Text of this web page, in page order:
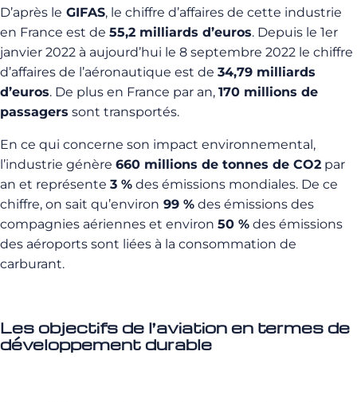
D’après le GIFAS, le chiffre d’affaires de cette industrie
en France est de 55,2 milliards d’euros. Depuis le 1er
janvier 2022 à aujourd’hui le 8 septembre 2022 le chiffre
d’affaires de l’aéronautique est de 34,79 milliards
d’euros. De plus en France par an, 170 millions de
passagers sont transportés.
En ce qui concerne son impact environnemental,
l’industrie génère 660 millions de tonnes de CO2 par
an et représente 3 % des émissions mondiales. De ce
chiffre, on sait qu’environ 99 % des émissions des
compagnies aériennes et environ 50 % des émissions
des aéroports sont liées à la consommation de
carburant.
Les objectifs de l’aviation en termes de
développement durable